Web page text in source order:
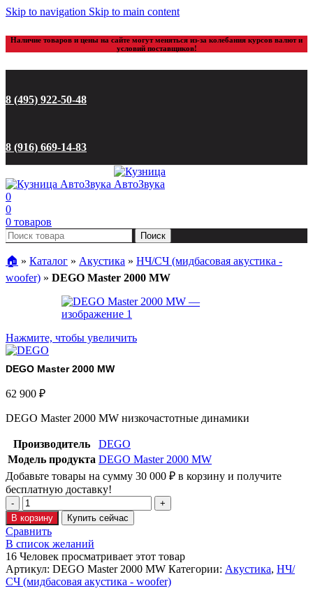
Skip to navigation Skip to main content
Наличие товаров и цены на сайте могут меняться из-за колебания курсов валют и
условий поставщиков!
8 (495) 922-50-48
8 (916) 669-14-83
0
0
0 товаров
Поиск
🏠︎ » Каталог » Акустика » НЧ/СЧ (мидбасовая акустика -
woofer) » DEGO Master 2000 MW
Нажмите, чтобы увеличить
DEGO Master 2000 MW
62 900 ₽
DEGO Master 2000 MW низкочастотные динамики
Производитель
DEGO
Модель продукта DEGO Master 2000 MW
Добавьте товары на сумму 30 000 ₽ в корзину и получите
бесплатную доставку!
В корзину Купить сейчас
Сравнить
В список желаний
16 Человек просматривает этот товар
Артикул: DEGO Master 2000 MW Категории: Акустика, НЧ/
СЧ (мидбасовая акустика - woofer)